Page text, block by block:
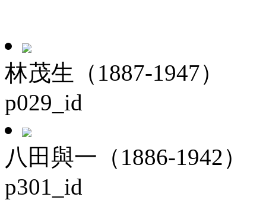
林茂生（1887-1947）
p029_id
八田與一（1886-1942）
p301_id